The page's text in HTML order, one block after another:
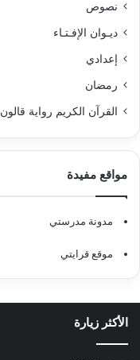
نصوص
ديـوان الإفـتـاء
إعدادي
رمضان
القرآن الكريم رواية قالون
مواقع مفيدة
مدونة مدرستي
موقع قرايتي
الأكثر زيارة